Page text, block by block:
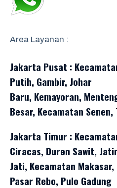
Area Layanan :
Jakarta Pusat :
Putih, Gambir, Johar
Baru, Kemayoran,
Besar, Kecamatan Senen,
Jakarta Timur :
Ciracas, Duren Sawit,
Jati, Kecamatan
Pasar Rebo, Pulo Gadung